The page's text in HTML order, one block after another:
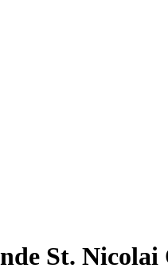
St.